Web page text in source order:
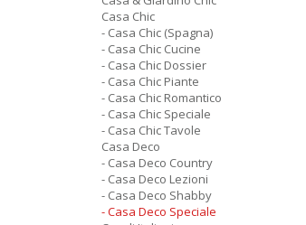
Casa Chic
- Casa Chic (Spagna)
- Casa Chic Cucine
- Casa Chic Dossier
- Casa Chic Piante
- Casa Chic Romantico
- Casa Chic Speciale
- Casa Chic Tavole
Casa Deco
- Casa Deco Country
- Casa Deco Lezioni
- Casa Deco Shabby
- Casa Deco Speciale